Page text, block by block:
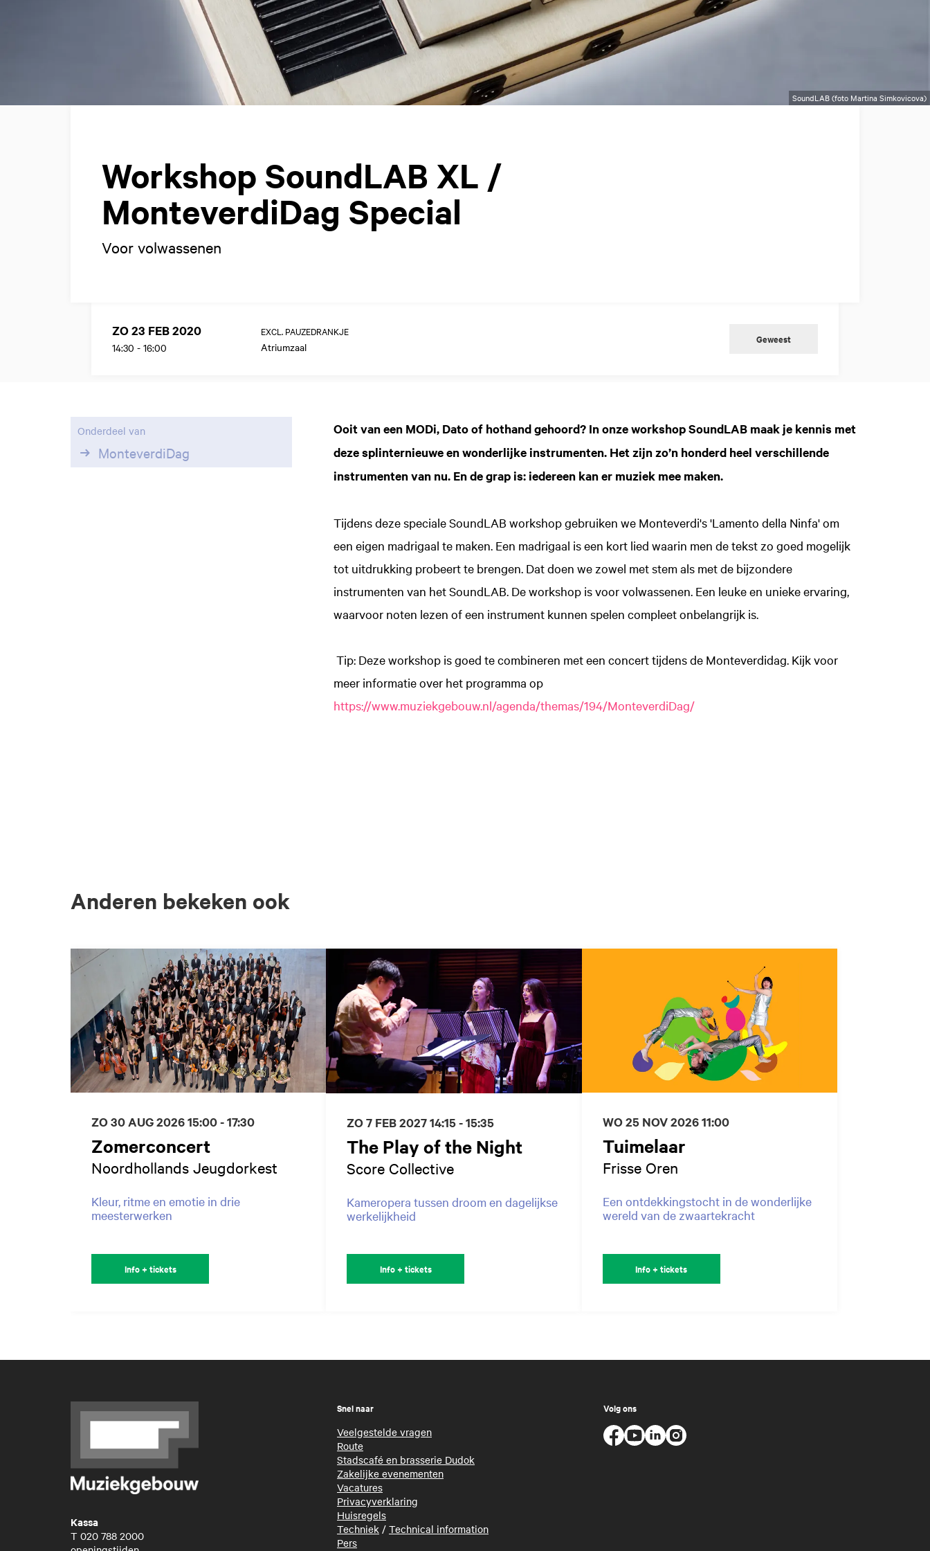
SoundLAB (foto Martina Simkovicova)
Workshop SoundLAB XL /
MonteverdiDag Special
Voor volwassenen
ZO 23 FEB 2020
14:30 - 16:00
EXCL. PAUZEDRANKJE
Atriumzaal
Geweest
Ooit van een MODi, Dato of hothand gehoord? In onze workshop SoundLAB maak je kennis met
deze splinternieuwe en wonderlijke instrumenten. Het zijn zo’n honderd heel verschillende
instrumenten van nu. En de grap is: iedereen kan er muziek mee maken.
Tijdens deze speciale SoundLAB workshop gebruiken we Monteverdi's 'Lamento della Ninfa' om
een eigen madrigaal te maken. Een madrigaal is een kort lied waarin men de tekst zo goed mogelijk
tot uitdrukking probeert te brengen. Dat doen we zowel met stem als met de bijzondere
instrumenten van het SoundLAB. De workshop is voor volwassenen. Een leuke en unieke ervaring,
waarvoor noten lezen of een instrument kunnen spelen compleet onbelangrijk is.
Tip: Deze workshop is goed te combineren met een concert tijdens de Monteverdidag. Kijk voor
meer informatie over het programma op
https://www.muziekgebouw.nl/agenda/themas/194/MonteverdiDag/
Onderdeel van
MonteverdiDag
Anderen bekeken ook
Zomerconcert
Noordhollands Jeugdorkest
Kleur, ritme en emotie in drie
meesterwerken
ZO 30 AUG 202615:00 - 17:30
Info + tickets
The Play of the Night
Score Collective
Kameropera tussen droom en dagelijkse
werkelijkheid
ZO 7 FEB 202714:15 - 15:35
Info + tickets
Tuimelaar
Frisse Oren
Een ontdekkingstocht in de wonderlijke
wereld van de zwaartekracht
WO 25 NOV 202611:00
Info + tickets
Kassa
T 020 788 2000
Snel naar
Veelgestelde vragen
Route
Stadscafé en brasserie Dudok
Zakelijke evenementen
Vacatures
Privacyverklaring
Huisregels
Techniek / Technical information
Pers
Volg ons